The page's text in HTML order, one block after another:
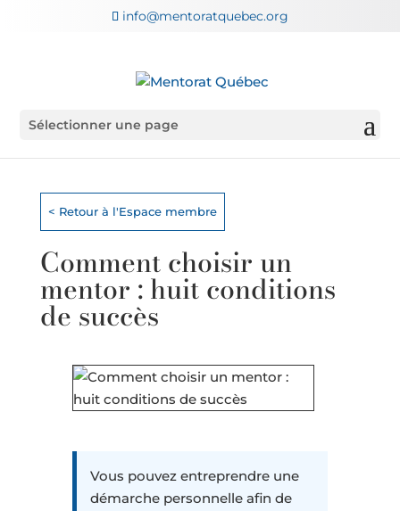
info@mentoratquebec.org
Sélectionner une page
< Retour à l'Espace membre
Comment choisir un
mentor : huit conditions
de succès
Vous pouvez entreprendre une
démarche personnelle afin de